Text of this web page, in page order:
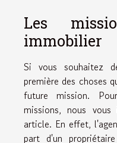
Les m
immobilier
Si vous souhaitez
première des choses
future mission.
missions, nous
article. En effet,
part d'un